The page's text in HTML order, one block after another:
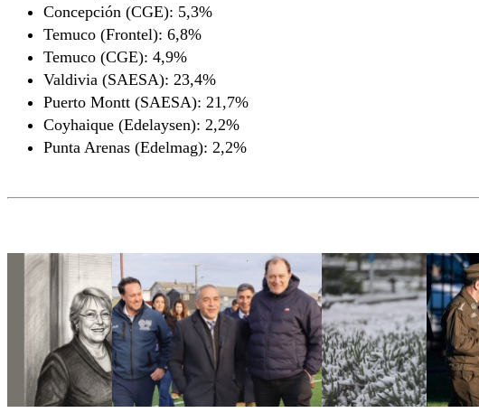
Concepción (CGE): 5,3%
Temuco (Frontel): 6,8%
Temuco (CGE): 4,9%
Valdivia (SAESA): 23,4%
Puerto Montt (SAESA): 21,7%
Coyhaique (Edelaysen): 2,2%
Punta Arenas (Edelmag): 2,2%